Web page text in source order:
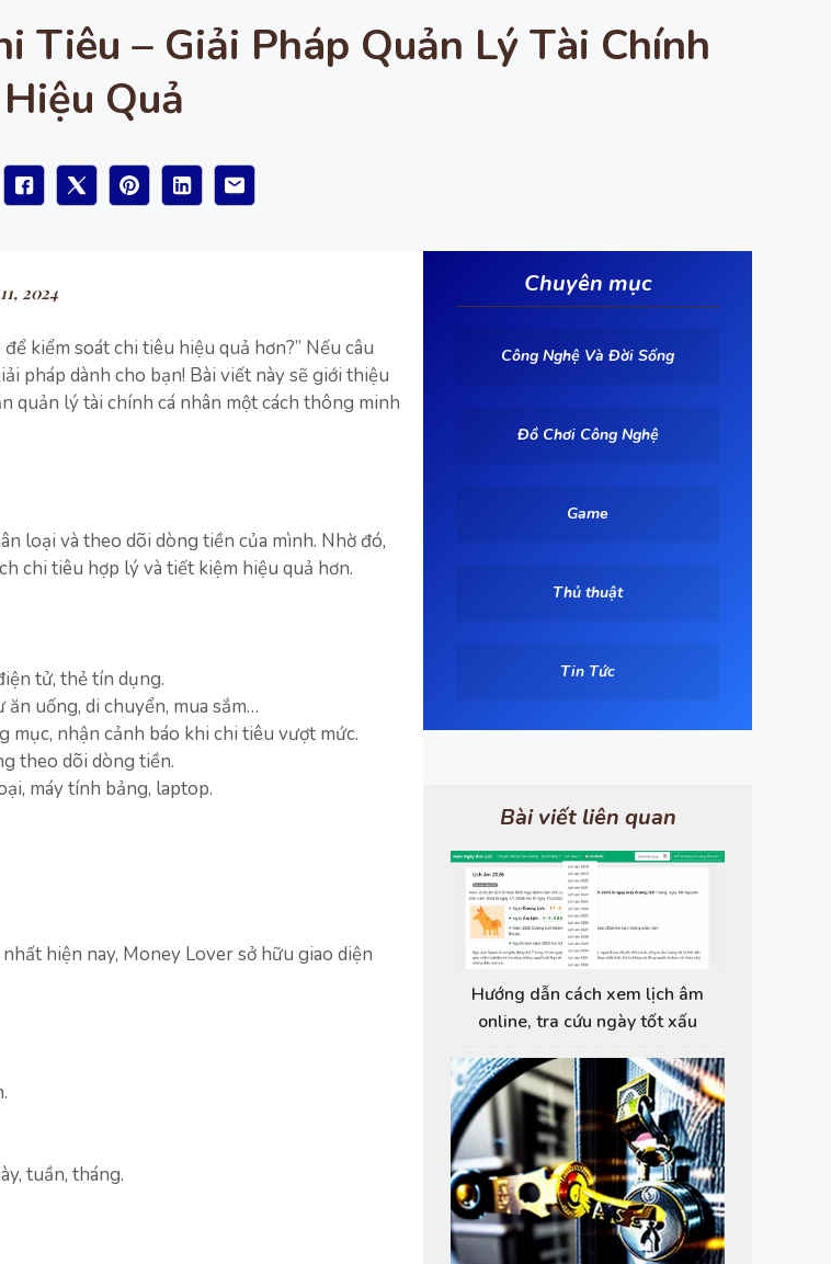
Tiêu – Giải Pháp Quản Lý Tài Chính
Hiệu Quả
2024
kiểm soát chi tiêu hiệu quả hơn?” Nếu câu
pháp dành cho bạn! Bài viết này sẽ giới thiệu
quản lý tài chính cá nhân một cách thông minh
loại và theo dõi dòng tiền của mình. Nhờ đó,
chi tiêu hợp lý và tiết kiệm hiệu quả hơn.
tử, thẻ tín dụng.
uống, di chuyển, mua sắm…
nhận cảnh báo khi chi tiêu vượt mức.
theo dõi dòng tiền.
máy tính bảng, laptop.
hiện nay, Money Lover sở hữu giao diện
tuần, tháng.
Chuyên mục
Công Nghệ Và Đời Sống
Đồ Chơi Công Nghệ
Game
Thủ thuật
Tin Tức
Bài viết liên quan
Hướng dẫn cách xem lịch âm
online, tra cứu ngày tốt xấu